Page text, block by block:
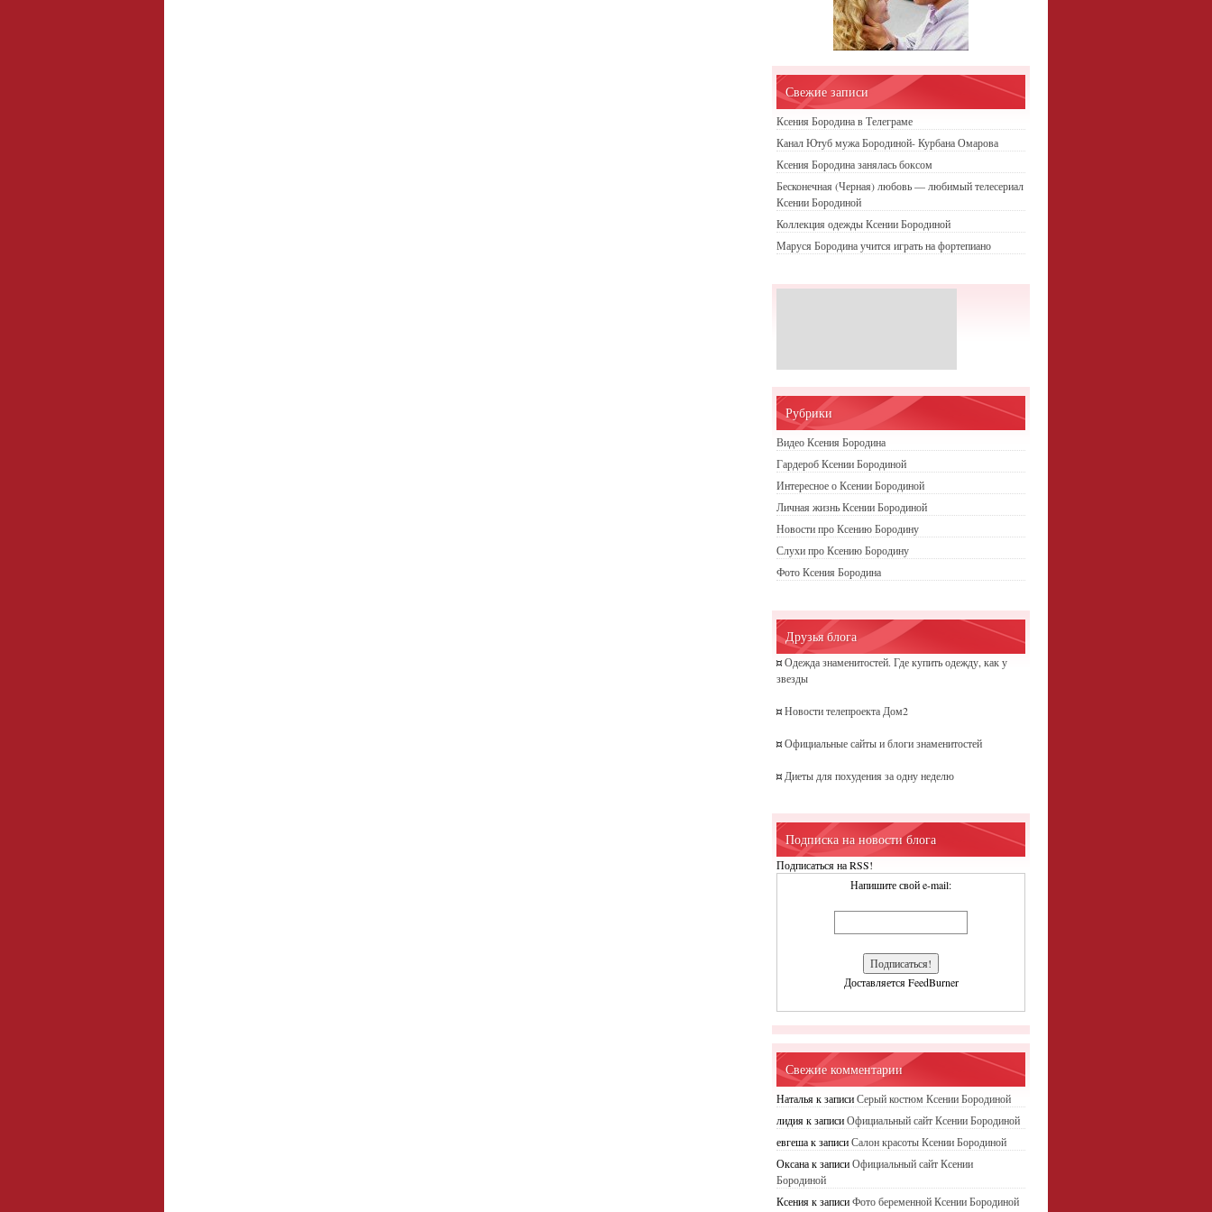
Свежие записи
Ксения Бородина в Телеграме
Канал Ютуб мужа Бородиной- Курбана Омарова
Ксения Бородина занялась боксом
Бесконечная (Черная) любовь — любимый телесериал
Ксении Бородиной
Коллекция одежды Ксении Бородиной
Маруся Бородина учится играть на фортепиано
Рубрики
Видео Ксения Бородина
Гардероб Ксении Бородиной
Интересное о Ксении Бородиной
Личная жизнь Ксении Бородиной
Новости про Ксению Бородину
Слухи про Ксению Бородину
Фото Ксения Бородина
Друзья блога
¤Одежда знаменитостей. Где купить одежду, как у
звезды
¤Новости телепроекта Дом2
¤Официальные сайты и блоги знаменитостей
¤ Диеты для похудения за одну неделю
Подписка на новости блога
Подписаться на RSS!
Напишите свой e-mail:
Доставляется FeedBurner
Свежие комментарии
Натальяк записиСерый костюм Ксении Бородиной
лидияк записиОфициальный сайт Ксении Бородиной
евгешак записиСалон красоты Ксении Бородиной
Оксанак записиОфициальный сайт Ксении
Бородиной
Ксенияк записиФото беременной Ксении Бородиной